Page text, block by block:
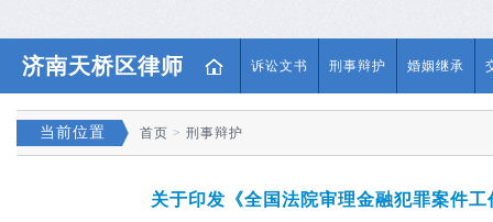
济南天桥区律师 诉讼文书 刑事辩护 婚姻继承
当前位置 首页 > 刑事辩护
关于印发《全国法院审理金融犯罪案件